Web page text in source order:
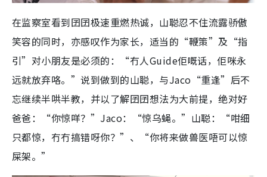
在监察室看到囝囝极速重燃热诚，山聪忍不住流露骄傲
笑容的同时，亦感叹作为家长，适当的“鞭策”及“指
引”对小朋友是必须的：“冇人Guide佢嘅话，佢咪永
远就放弃咯。”说到做到的山聪，与Jaco“重逢”后不
忘继续半哄半教，并以了解囝囝想法为大前提，绝对好
爸爸：“你惊咩？”Jaco：“惊乌蝇。”山聪：“咁细
只都惊，冇冇搞错呀你？”、“你将来做兽医唔可以惊
屎架。”